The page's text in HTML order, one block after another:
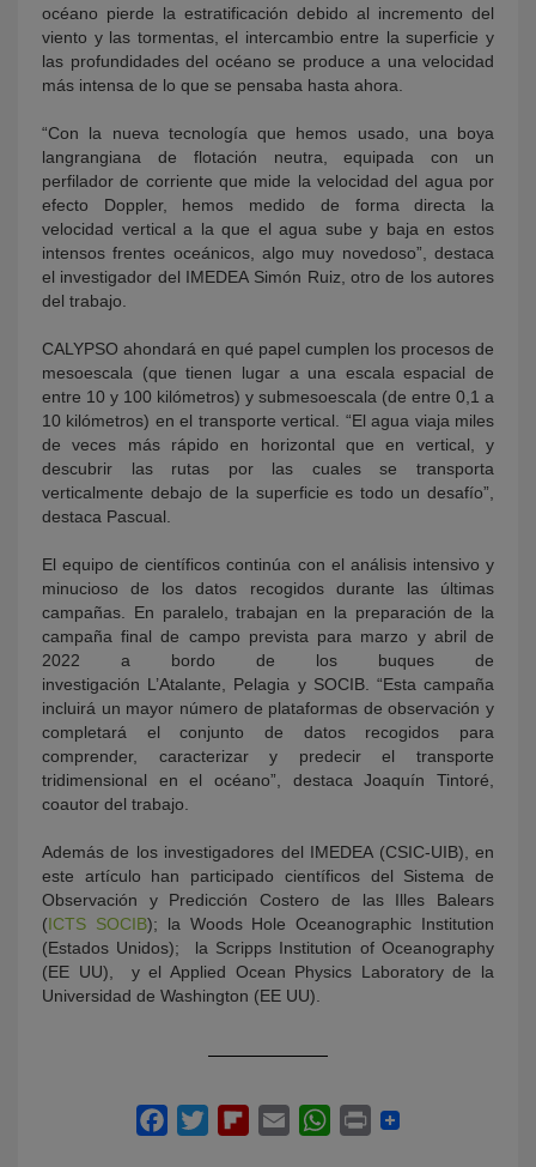
océano pierde la estratificación debido al incremento del
viento y las tormentas, el intercambio entre la superficie y
las profundidades del océano se produce a una velocidad
más intensa de lo que se pensaba hasta ahora.
“Con la nueva tecnología que hemos usado, una boya
langrangiana de flotación neutra, equipada con un
perfilador de corriente que mide la velocidad del agua por
efecto Doppler, hemos medido de forma directa la
velocidad vertical a la que el agua sube y baja en estos
intensos frentes oceánicos, algo muy novedoso”, destaca
el investigador del IMEDEA Simón Ruiz, otro de los autores
del trabajo.
CALYPSO ahondará en qué papel cumplen los procesos de
mesoescala (que tienen lugar a una escala espacial de
entre 10 y 100 kilómetros) y submesoescala (de entre 0,1 a
10 kilómetros) en el transporte vertical. “El agua viaja miles
de veces más rápido en horizontal que en vertical, y
descubrir las rutas por las cuales se transporta
verticalmente debajo de la superficie es todo un desafío”,
destaca Pascual.
El equipo de científicos continúa con el análisis intensivo y
minucioso de los datos recogidos durante las últimas
campañas. En paralelo, trabajan en la preparación de la
campaña final de campo prevista para marzo y abril de
2022 a bordo de los buques de
investigación L’Atalante, Pelagia y SOCIB. “Esta campaña
incluirá un mayor número de plataformas de observación y
completará el conjunto de datos recogidos para
comprender, caracterizar y predecir el transporte
tridimensional en el océano”, destaca Joaquín Tintoré,
coautor del trabajo.
Además de los investigadores del IMEDEA (CSIC-UIB), en
este artículo han participado científicos del Sistema de
Observación y Predicción Costero de las Illes Balears
(ICTS SOCIB); la Woods Hole Oceanographic Institution
(Estados Unidos); la Scripps Institution of Oceanography
(EE UU), y el Applied Ocean Physics Laboratory de la
Universidad de Washington (EE UU).